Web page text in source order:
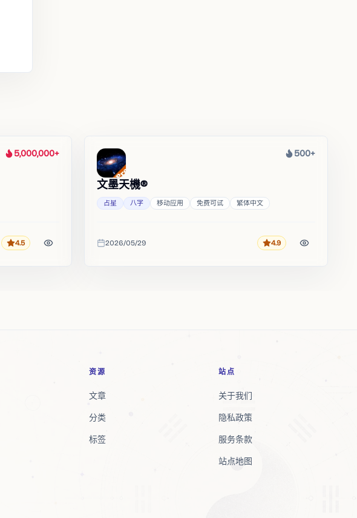
热度
5,000,000+
评分4.5
热度
500+
文墨天機®
占星 八字 移动应用 免费可试 繁体中文
收录时间
2026/05/29 评分4.9
资源
文章
分类
标签
站点
关于我们
隐私政策
服务条款
站点地图